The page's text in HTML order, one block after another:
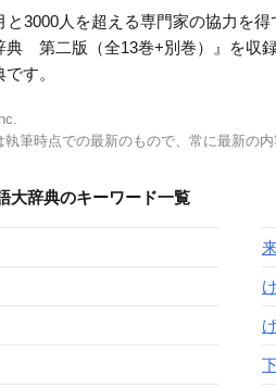
と3000人を超える専門家の協力を
典 第二版（全13巻+別巻）』を収
す。
執筆時点での最新のもので、常に最新の
大辞典のキーワード一覧
け